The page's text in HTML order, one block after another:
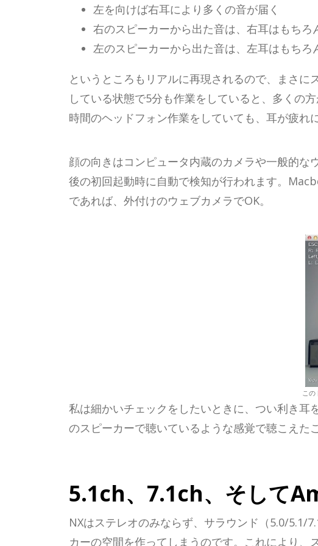
左を向けば右耳により多くの音が届く
右のスピーカーから出た音は、右耳はもちろ
左のスピーカーから出た音は、左耳はもちろ
というところもリアルに再現されるので、まさ
している状態で5分も作業をしていると、多くの
時間のヘッドフォン作業をしていても、耳が疲れ
顔の向きはコンピュータ内蔵のカメラや一般的
後の初回起動時に自動で検知が行われます。
であれば、外付けのウェブカメラでOK。
この
私は細かいチェックをしたいときに、つい利き耳
のスピーカーで聴いているような感覚で聴こえた
5.1ch、7.1ch、そして
NXはステレオのみならず、サラウンド（5.0/5.1/
カーの空間を作ってしまうのです。これにより